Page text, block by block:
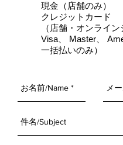
現金（店舗のみ）
クレジットカード
（店舗・オンライン
Visa、 Master、
一括払いのみ）